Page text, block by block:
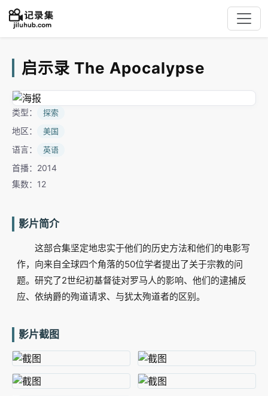
启示录 The Apocalypse
类型： 探索
地区： 美国
语言： 英语
首播：2014
集数：12
影片简介
这部合集坚定地忠实于他们的历史方法和他们的电影写
作，向来自全球四个角落的50位学者提出了关于宗教的问
题。研究了2世纪初基督徒对罗马人的影响、他们的逮捕反
应、依纳爵的殉道请求、与犹太殉道者的区别。
影片截图